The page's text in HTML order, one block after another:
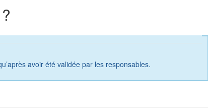
avoir été validée par les responsables.